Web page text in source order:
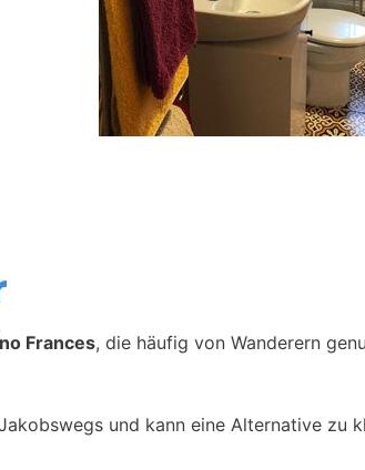
Frances, die häufig von Wanderern
und kann eine Alternative zu